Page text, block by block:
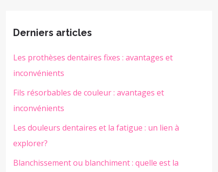
Derniers articles
Les prothèses dentaires fixes : avantages et
inconvénients
Fils résorbables de couleur : avantages et
inconvénients
Les douleurs dentaires et la fatigue : un lien à
explorer?
Blanchissement ou blanchiment : quelle est la